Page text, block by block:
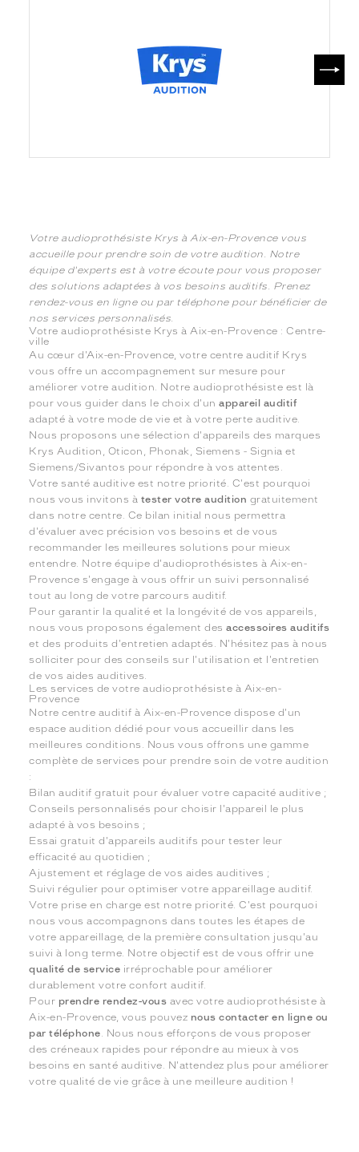
Votre audioprothésiste Krys à Aix-en-Provence vous
accueille pour prendre soin de votre audition. Notre
équipe d'experts est à votre écoute pour vous proposer
des solutions adaptées à vos besoins auditifs. Prenez
rendez-vous en ligne ou par téléphone pour bénéficier de
nos services personnalisés.
Votre audioprothésiste Krys à Aix-en-Provence : Centre-
ville
Au cœur d'Aix-en-Provence, votre centre auditif Krys
vous offre un accompagnement sur mesure pour
améliorer votre audition. Notre audioprothésiste est là
pour vous guider dans le choix d'unappareil auditif
adapté à votre mode de vie et à votre perte auditive.
Nous proposons une sélection d'appareils des marques
Krys Audition, Oticon, Phonak, Siemens - Signia et
Siemens/Sivantos pour répondre à vos attentes.
Votre santé auditive est notre priorité. C'est pourquoi
nous vous invitons à tester votre audition gratuitement
dans notre centre. Ce bilan initial nous permettra
d'évaluer avec précision vos besoins et de vous
recommander les meilleures solutions pour mieux
entendre. Notre équipe d'audioprothésistes à Aix-en-
Provence s'engage à vous offrir un suivi personnalisé
tout au long de votre parcours auditif.
Pour garantir la qualité et la longévité de vos appareils,
nous vous proposons également desaccessoires auditifs
et des produits d'entretien adaptés. N'hésitez pas à nous
solliciter pour des conseils sur l'utilisation et l'entretien
de vos aides auditives.
Les services de votre audioprothésiste à Aix-en-
Provence
Notre centre auditif à Aix-en-Provence dispose d'un
espace audition dédié pour vous accueillir dans les
meilleures conditions. Nous vous offrons une gamme
complète de services pour prendre soin de votre audition
:
Bilan auditif gratuit pour évaluer votre capacité auditive ;
Conseils personnalisés pour choisir l'appareil le plus
adapté à vos besoins ;
Essai gratuit d'appareils auditifs pour tester leur
efficacité au quotidien ;
Ajustement et réglage de vos aides auditives ;
Suivi régulier pour optimiser votre appareillage auditif.
Votre prise en charge est notre priorité. C'est pourquoi
nous vous accompagnons dans toutes les étapes de
votre appareillage, de la première consultation jusqu'au
suivi à long terme. Notre objectif est de vous offrir une
qualité de service irréprochable pour améliorer
durablement votre confort auditif.
Pour prendre rendez-vous avec votre audioprothésiste à
Aix-en-Provence, vous pouvez nous contacter en ligne ou
par téléphone. Nous nous efforçons de vous proposer
des créneaux rapides pour répondre au mieux à vos
besoins en santé auditive. N'attendez plus pour améliorer
votre qualité de vie grâce à une meilleure audition !